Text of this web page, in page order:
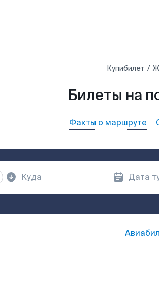
Купибилет
Билеты на
Факты о маршруте